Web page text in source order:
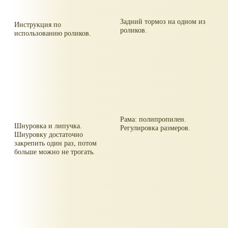
Инструкция по
использованию роликов.
Задний тормоз на одном из
роликов.
Шнуровка и липучка.
Шнуровку достаточно
закрепить один раз, потом
больше можно не трогать.
Рама: полипропилен.
Регулировка размеров.